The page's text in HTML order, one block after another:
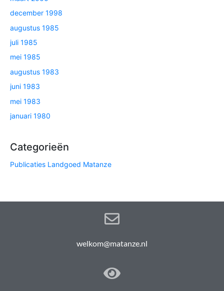
december 1998
augustus 1985
juli 1985
mei 1985
augustus 1983
juni 1983
mei 1983
januari 1980
Categorieën
Publicaties Landgoed Matanze
welkom@matanze.nl